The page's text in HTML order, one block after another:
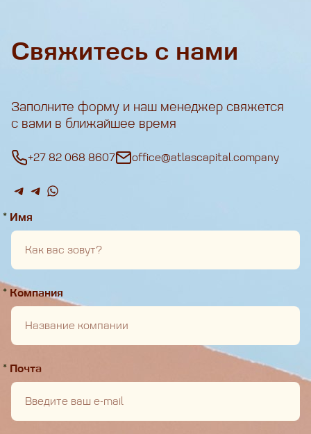
Свяжитесь с нами
Заполните форму и наш менеджер свяжется
с вами в ближайшее время
+27 82 068 8607 office@atlascapital.company
* Имя
* Компания
* Почта